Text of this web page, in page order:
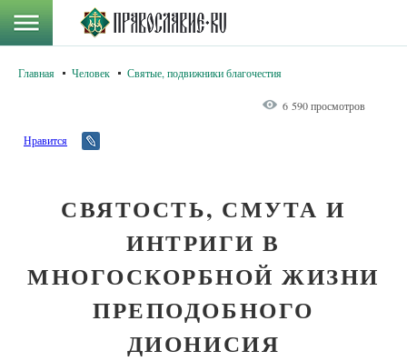
Главная Человек Святые, подвижники благочестия
6 590 просмотров
Нравится
СВЯТОСТЬ, СМУТА И
ИНТРИГИ В
МНОГОСКОРБНОЙ ЖИЗНИ
ПРЕПОДОБНОГО
ДИОНИСИЯ